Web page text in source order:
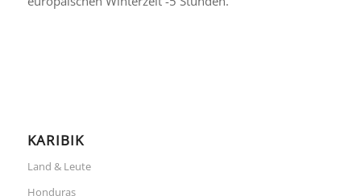
KARIBIK
Land & Leute
Honduras